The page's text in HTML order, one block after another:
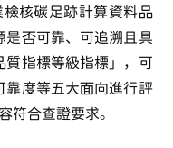
核碳足跡計算資料品
是否可靠、可追溯且具
質指標等級指標」，可
靠度等五大面向進行評
符合查證要求。